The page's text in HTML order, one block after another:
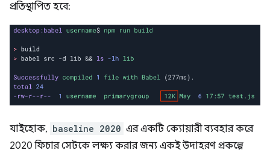
প্রতিস্থাপিত হবে:
যাইহোক, baseline 2020 এর একটি ক্যোয়ারী ব্যবহার করে
2020 ফিচার সেটকে লক্ষ্য করার জন্য একই উদাহরণ প্রকল্পে